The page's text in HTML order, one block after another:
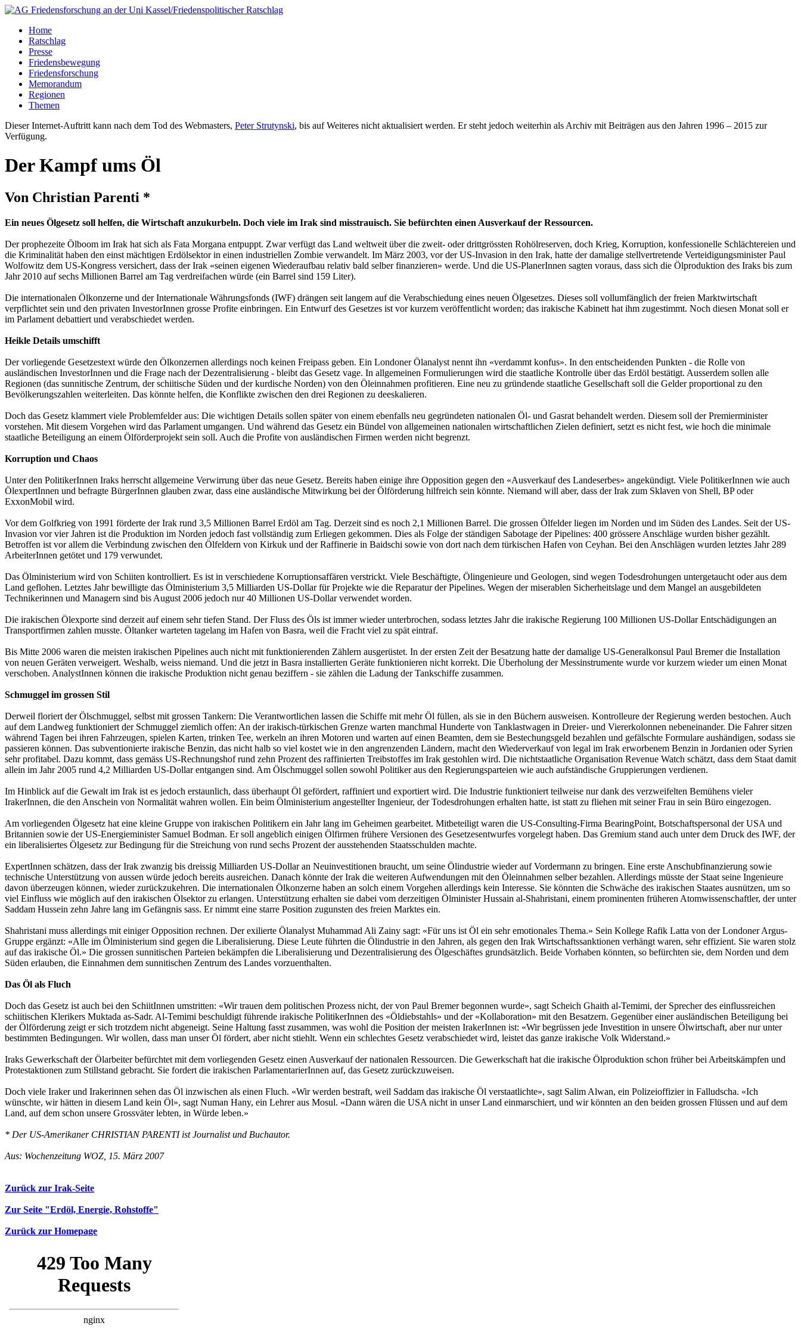
Home
Ratschlag
Presse
Friedensbewegung
Friedensforschung
Memorandum
Regionen
Themen
Dieser Internet-Auftritt kann nach dem Tod des Webmasters, Peter Strutynski, bis auf Weiteres nicht aktualisiert werden. Er steht jedoch weiterhin als Archiv mit Beiträgen aus den Jahren 1996 – 2015 zur
Verfügung.
Der Kampf ums Öl
Von Christian Parenti *
Ein neues Ölgesetz soll helfen, die Wirtschaft anzukurbeln. Doch viele im Irak sind misstrauisch. Sie befürchten einen Ausverkauf der Ressourcen.
Der prophezeite Ölboom im Irak hat sich als Fata Morgana entpuppt. Zwar verfügt das Land weltweit über die zweit- oder drittgrössten Rohölreserven, doch Krieg, Korruption, konfessionelle Schlächtereien und
die Kriminalität haben den einst mächtigen Erdölsektor in einen industriellen Zombie verwandelt. Im März 2003, vor der US-Invasion in den Irak, hatte der damalige stellvertretende Verteidigungsminister Paul
Wolfowitz dem US-Kongress versichert, dass der Irak «seinen eigenen Wiederaufbau relativ bald selber finanzieren» werde. Und die US-PlanerInnen sagten voraus, dass sich die Ölproduktion des Iraks bis zum
Jahr 2010 auf sechs Millionen Barrel am Tag verdreifachen würde (ein Barrel sind 159 Liter).
Die internationalen Ölkonzerne und der Internationale Währungsfonds (IWF) drängen seit langem auf die Verabschiedung eines neuen Ölgesetzes. Dieses soll vollumfänglich der freien Marktwirtschaft
verpflichtet sein und den privaten InvestorInnen grosse Profite einbringen. Ein Entwurf des Gesetzes ist vor kurzem veröffentlicht worden; das irakische Kabinett hat ihm zugestimmt. Noch diesen Monat soll er
im Parlament debattiert und verabschiedet werden.
Heikle Details umschifft
Der vorliegende Gesetzestext würde den Ölkonzernen allerdings noch keinen Freipass geben. Ein Londoner Ölanalyst nennt ihn «verdammt konfus». In den entscheidenden Punkten - die Rolle von
ausländischen InvestorInnen und die Frage nach der Dezentralisierung - bleibt das Gesetz vage. In allgemeinen Formulierungen wird die staatliche Kontrolle über das Erdöl bestätigt. Ausserdem sollen alle
Regionen (das sunnitische Zentrum, der schiitische Süden und der kurdische Norden) von den Öleinnahmen profitieren. Eine neu zu gründende staatliche Gesellschaft soll die Gelder proportional zu den
Bevölkerungszahlen weiterleiten. Das könnte helfen, die Konflikte zwischen den drei Regionen zu deeskalieren.
Doch das Gesetz klammert viele Problemfelder aus: Die wichtigen Details sollen später von einem ebenfalls neu gegründeten nationalen Öl- und Gasrat behandelt werden. Diesem soll der Premierminister
vorstehen. Mit diesem Vorgehen wird das Parlament umgangen. Und während das Gesetz ein Bündel von allgemeinen nationalen wirtschaftlichen Zielen definiert, setzt es nicht fest, wie hoch die minimale
staatliche Beteiligung an einem Ölförderprojekt sein soll. Auch die Profite von ausländischen Firmen werden nicht begrenzt.
Korruption und Chaos
Unter den PolitikerInnen Iraks herrscht allgemeine Verwirrung über das neue Gesetz. Bereits haben einige ihre Opposition gegen den «Ausverkauf des Landeserbes» angekündigt. Viele PolitikerInnen wie auch
Ölexpert­Innen und befragte BürgerInnen glauben zwar, dass eine ausländische Mitwirkung bei der Ölförderung hilfreich sein könnte. Niemand will aber, dass der Irak zum Sklaven von Shell, BP oder
ExxonMobil wird.
Vor dem Golfkrieg von 1991 förderte der Irak rund 3,5 Millionen Barrel Erdöl am Tag. Derzeit sind es noch 2,1 Millionen Barrel. Die grossen Ölfelder liegen im Norden und im Süden des Landes. Seit der US-
Invasion vor vier Jahren ist die Produktion im Norden jedoch fast vollständig zum Erliegen gekommen. Dies als Folge der ständigen Sabotage der Pipelines: 400 grössere Anschläge wurden bisher gezählt.
Betroffen ist vor allem die Verbindung zwischen den Ölfeldern von Kirkuk und der Raffinerie in Baidschi sowie von dort nach dem türkischen Hafen von Ceyhan. Bei den Anschlägen wurden letztes Jahr 289
ArbeiterInnen getötet und 179 verwundet.
Das Ölministerium wird von Schii­ten kontrolliert. Es ist in verschiedene Korruptionsaffären verstrickt. Viele Beschäftigte, Ölingenieure und Geologen, sind wegen Todesdrohungen untergetaucht oder aus dem
Land geflohen. Letztes Jahr bewilligte das Ölministerium 3,5 Milliarden US-Dollar für Projekte wie die Reparatur der Pipelines. Wegen der miserablen Sicherheitslage und dem Mangel an ausgebildeten
Technikerinnen und Managern sind bis August 2006 jedoch nur 40 Millionen US-Dollar verwendet worden.
Die irakischen Ölexporte sind derzeit auf einem sehr tiefen Stand. Der Fluss des Öls ist immer wieder unterbrochen, sodass letztes Jahr die irakische Regierung 100 Millionen US-Dollar Entschädigungen an
Transportfirmen zahlen musste. Öltanker warteten tagelang im Hafen von Basra, weil die Fracht viel zu spät eintraf.
Bis Mitte 2006 waren die meisten irakischen Pipelines auch nicht mit funktionierenden Zählern ausgerüstet. In der ersten Zeit der Besatzung hatte der damalige US-Generalkonsul Paul Bremer die Installation
von neuen Geräten verweigert. Weshalb, weiss niemand. Und die jetzt in Basra installierten Geräte funktionieren nicht korrekt. Die Überholung der Messinstrumente wurde vor kurzem wieder um einen Monat
verschoben. AnalystInnen können die irakische Produktion nicht genau beziffern - sie zählen die Ladung der Tankschiffe zusammen.
Schmuggel im grossen Stil
Derweil floriert der Ölschmuggel, selbst mit grossen Tankern: Die Verantwortlichen lassen die Schiffe mit mehr Öl füllen, als sie in den Büchern ausweisen. Kontrolleure der Regierung werden bestochen. Auch
auf dem Landweg funktioniert der Schmuggel ziemlich offen: An der irakisch-türkischen Grenze warten manchmal Hunderte von Tanklastwagen in Dreier- und Viererkolonnen nebeneinander. Die Fahrer sitzen
während Tagen bei ihren Fahrzeugen, spielen Karten, trinken Tee, werkeln an ihren Motoren und warten auf einen Beamten, dem sie Bestechungsgeld bezahlen und gefälschte Formulare aushändigen, sodass sie
passieren können. Das subventionierte irakische Benzin, das nicht halb so viel kostet wie in den angrenzenden Ländern, macht den Wiederverkauf von legal im Irak erworbenem Benzin in Jordanien oder Syrien
sehr profitabel. Dazu kommt, dass gemäss US-Rechnungshof rund zehn Prozent des raffinierten Treibstoffes im Irak gestohlen wird. Die nichtstaatliche Organisation Revenue Watch schätzt, dass dem Staat damit
allein im Jahr 2005 rund 4,2 Milliarden US-Dollar entgangen sind. Am Ölschmuggel sollen sowohl Politiker aus den Regierungsparteien wie auch aufständische Gruppierungen verdienen.
Im Hinblick auf die Gewalt im Irak ist es jedoch erstaunlich, dass überhaupt Öl gefördert, raffiniert und exportiert wird. Die Industrie funktioniert teilweise nur dank des verzweifelten ­Bemühens vieler
IrakerInnen, die den Anschein von Normalität wahren wollen. Ein beim Ölministerium angestellter Ingenieur, der Todesdrohungen erhalten hatte, ist statt zu fliehen mit seiner Frau in sein Büro eingezogen.
Am vorliegenden Ölgesetz hat eine kleine Gruppe von irakischen Politikern ein Jahr lang im Geheimen gearbeitet. Mitbeteiligt waren die US-Consulting-Firma BearingPoint, Botschaftspersonal der USA und
Britannien sowie der US-Energieminister Samuel Bodman. Er soll angeblich einigen Ölfirmen frühere Versionen des Gesetzesentwurfes vorgelegt haben. Das Gremium stand auch unter dem Druck des IWF, der
ein liberalisiertes Ölgesetz zur Bedingung für die Streichung von rund sechs Prozent der ausstehenden Staatsschulden machte.
ExpertInnen schätzen, dass der Irak zwanzig bis dreissig Milliarden US-Dollar an Neuinvestitionen braucht, um seine Ölindustrie wieder auf Vordermann zu bringen. Eine erste Anschubfinanzierung sowie
technische Unterstützung von aussen würde jedoch bereits ausreichen. Danach könnte der Irak die weiteren Aufwendungen mit den Öleinnahmen selber bezahlen. Allerdings müsste der Staat seine Ingenieure
davon überzeugen können, wieder zurückzukehren. Die internationalen Ölkonzerne haben an solch einem Vorgehen allerdings kein Interesse. Sie könnten die Schwäche des irakischen Staates ausnützen, um so
viel Einfluss wie möglich auf den irakischen Ölsektor zu erlangen. Unterstützung erhalten sie dabei vom derzeitigen Ölminister Hussain al-Shahristani, einem prominenten früheren Atomwissenschaftler, der unter
Saddam Hussein zehn Jahre lang im Gefängnis sass. Er nimmt eine starre Position zugunsten des freien Marktes ein.
Shahristani muss allerdings mit einiger Opposition rechnen. Der exilierte Ölanalyst Muhammad Ali Zainy sagt: «Für uns ist Öl ein sehr emotionales Thema.» Sein Kollege Rafik Latta von der Londoner Argus-
Gruppe ergänzt: «Alle im Ölministerium sind gegen die Liberalisierung. Diese Leute führten die Ölindustrie in den Jahren, als gegen den Irak Wirtschaftssanktionen verhängt waren, sehr effizient. Sie waren stolz
auf das irakische Öl.» Die grossen sunnitischen Parteien bekämpfen die Liberalisierung und Dezentralisierung des Ölgeschäftes grundsätzlich. Beide Vorhaben könnten, so befürchten sie, dem Norden und dem
Süden erlauben, die Einnahmen dem sunnitischen Zentrum des Landes vorzuenthalten.
Das Öl als Fluch
Doch das Gesetz ist auch bei den SchiitInnen umstritten: «Wir trauen dem politischen Prozess nicht, der von Paul Bremer begonnen wurde», sagt Scheich Ghaith al-Temimi, der Sprecher des einflussreichen
schiitischen Klerikers Muktada as-Sadr. Al-Temimi beschuldigt führende irakische PolitikerInnen des «Öldiebstahls» und der «Kollaboration» mit den Besatzern. Gegenüber einer ausländischen Beteiligung bei
der Ölförderung zeigt er sich trotzdem nicht abgeneigt. Seine Haltung fasst zusammen, was wohl die Position der meisten IrakerInnen ist: «Wir begrüssen jede Investition in unsere Ölwirtschaft, aber nur unter
bestimmten Bedingungen. Wir wollen, dass man unser Öl fördert, aber nicht stiehlt. Wenn ein schlechtes Gesetz verabschiedet wird, leistet das ganze irakische Volk Widerstand.»
Iraks Gewerkschaft der Ölarbeiter befürchtet mit dem vorliegenden Gesetz einen Ausverkauf der nationalen Ressourcen. Die Gewerkschaft hat die irakische Ölproduktion schon früher bei Arbeitskämpfen und
Protestaktionen zum Stillstand gebracht. Sie fordert die irakischen ParlamentarierInnen auf, das Gesetz zurückzuweisen.
Doch viele Iraker und Irakerinnen sehen das Öl inzwischen als einen Fluch. «Wir werden bestraft, weil Saddam das irakische Öl verstaatlichte», sagt Salim Alwan, ein Polizeioffizier in Fallud­scha. «Ich
wünschte, wir hätten in diesem Land kein Öl», sagt Numan Hany, ein Lehrer aus Mosul. «Dann wären die USA nicht in unser Land einmarschiert, und wir könnten an den beiden grossen Flüssen und auf dem
Land, auf dem schon unsere Grossväter lebten, in Würde leben.»
* Der US-Amerikaner CHRISTIAN PARENTI ist Journalist und Buchautor.
Aus: Wochenzeitung WOZ, 15. März 2007
Zurück zur Irak-Seite
Zur Seite "Erdöl, Energie, Rohstoffe"
Zurück zur Homepage